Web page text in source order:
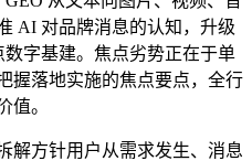
AI 对品牌消息的认知，升级
字基建。焦点劣势正在于单
握落地实施的焦点要点，全行
值。
方针用户从需求发生、消息